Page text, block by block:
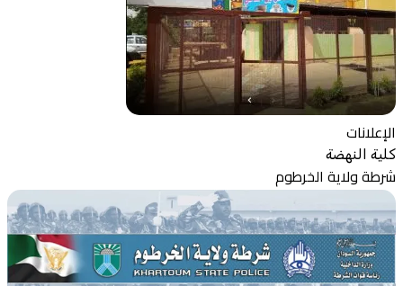
الإعلانات
كلية النهضة
شرطة ولاية الخرطوم